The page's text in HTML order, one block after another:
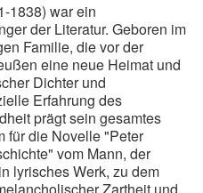
1838) war ein
der Literatur. Geboren im
Familie, die vor der
eine neue Heimat und
Dichter und
Erfahrung des
prägt sein gesamtes
für die Novelle "Peter
vom Mann, der
lyrisches Werk, zu dem